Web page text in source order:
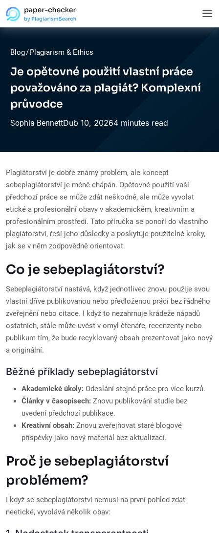
Blog/Plagiarism & Ethics
Je opětovné použití vlastní práce
považováno za plagiát? Komplexní
průvodce
Sophia BennettDub 10, 20264 minutes read
Plagiátorství je dobře známý problém, ale koncept
sebeplagiátorství je méně chápán. Opětovné použití vaší
předchozí práce se může zdát neškodné, ale může vyvolat
etické a profesionální obavy v akademickém, kreativním a
profesionálním prostředí. Tato příručka se ponoří do vlastního
plagiátorství, řeší jeho důsledky a poskytuje použitelné kroky,
jak se v něm zodpovědně orientovat.
Co je sebeplagiátorství?
Sebeplagiátorství nastává, když jednotlivec znovu použije svou
vlastní dříve publikovanou nebo předloženou práci bez řádného
zveřejnění nebo citace. I když to nezahrnuje krádeže nápadů
ostatních, stále může uvést v omyl čtenáře, recenzenty nebo
publikum tím, že bude recyklovaný obsah prezentovat jako nový
a originální.
Běžné příklady sebeplagiátorství
Akademické úkoly: Odeslání stejné práce pro více kurzů.
Články v časopisech: Znovu publikování studie bez
uvedení předchozí publikace.
Kreativní obsah: Znovu zveřejňovat staré blogové
příspěvky jako nový materiál bez aktualizací.
Proč je sebeplagiátorství
problémem?
I když se sebeplagiátorství nemusí na první pohled zdát
neetické, vyvolává několik obav: